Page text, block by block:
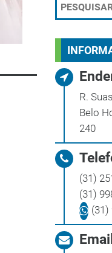
R.
Belo
240
(31)
(31)
(31)
Email